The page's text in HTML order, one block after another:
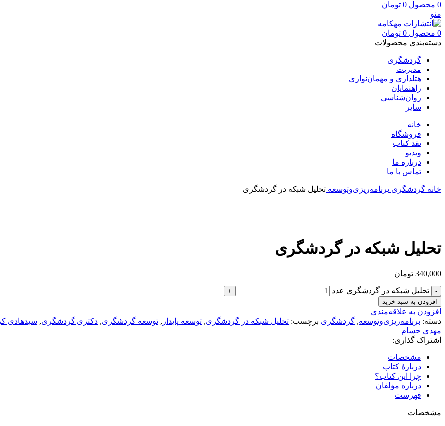
0 محصول 0 تومان
منو
0 محصول 0 تومان
دسته‌بندی محصولات
گردشگری
مدیریت
هتلداری و مهمان‌نوازی
راهنمایان
روان‌شناسی
سایر
خانه
فروشگاه
نقد کتاب
ویدیو
درباره‌ ما
تماس با ما
خانه گردشگری برنامه‌ریزی‌وتوسعه تحلیل شبکه در گردشگری
تحلیل شبکه در گردشگری
340,000 تومان
تحلیل شبکه در گردشگری عدد
افزودن به سبد خرید
افزودن به علاقه‌مندی
دسته: برنامه‌ریزی‌وتوسعه, گردشگری برچسب: تحلیل شبکه در گردشگری, توسعه پایدار , توسعه گردشگری, دکتری گردشگری, سیدهادی
مهدی حسام
اشتراک گذاری:
مشخصات
دربارهٔ کتاب
چرا این کتاب؟
درباره مؤلفان
فهرست
مشخصات